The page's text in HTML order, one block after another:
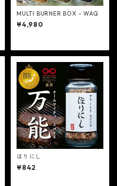
MULTI BURNER BOX - WAQ
¥4,980
ほりにし
¥842